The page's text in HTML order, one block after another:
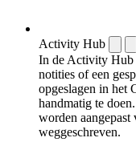
Activity Hub
In de Activity Hub
notities of een
opgeslagen in het
handmatig te
worden
weggeschreven.